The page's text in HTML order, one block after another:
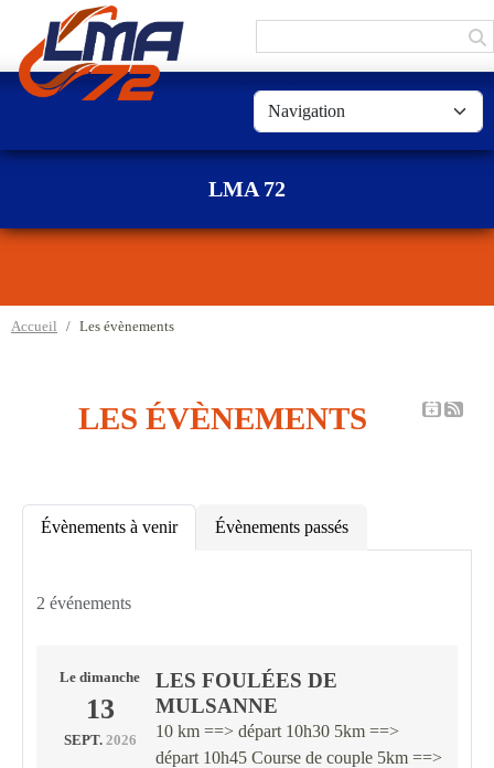
LMA 72
Accueil Les évènements
LES ÉVÈNEMENTS
Évènements à venir Évènements passés
2 événements
Le dimanche
13
SEPT. 2026
LES FOULÉES DE
MULSANNE
10 km ==> départ 10h30 5km ==>
départ 10h45 Course de couple 5km ==>
Panneau de gestion des cookies